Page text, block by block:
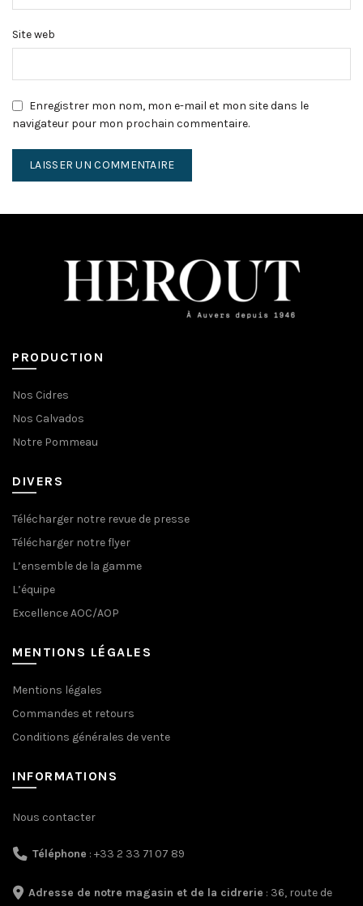
Site web
Enregistrer mon nom, mon e-mail et mon site dans le
navigateur pour mon prochain commentaire.
PRODUCTION
Nos Cidres
Nos Calvados
Notre Pommeau
DIVERS
Télécharger notre revue de presse
Télécharger notre flyer
L’ensemble de la gamme
L’équipe
Excellence AOC/AOP
MENTIONS LÉGALES
Mentions légales
Commandes et retours
Conditions générales de vente
INFORMATIONS
Nous contacter
Téléphone : +33 2 33 71 07 89
Adresse de notre magasin et de la cidrerie : 36, route de